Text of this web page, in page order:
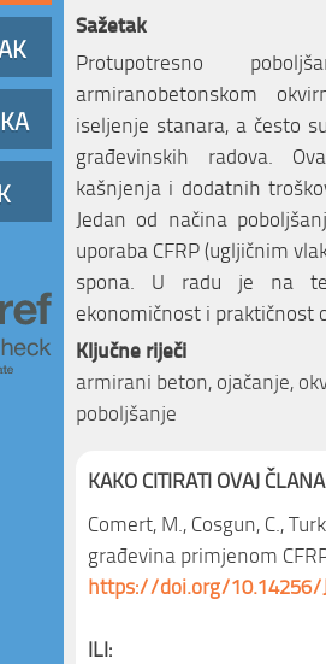
Sažetak
Protupotresno
armiranobetonskom
iseljenje stanara, a često
građevinskih radova.
kašnjenja i dodatnih
Jedan od načina
uporaba CFRP (ugljičnim
spona. U radu je na
ekonomičnost i praktičnost
Ključne riječi
armirani beton, ojačanje,
poboljšanje
KAKO CITIRATI OVAJ
Comert, M., Cosgun, C.,
građevina primjenom
https://doi.org/10.14256/
ILI: